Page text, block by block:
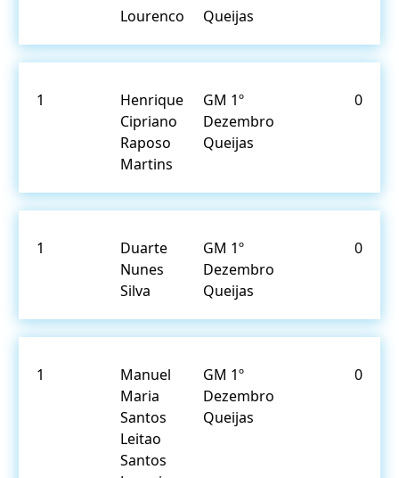
Lourenco
Queijas
1
Henrique
Cipriano
Raposo
Martins
GM 1º
Dezembro
Queijas
0
1
Duarte
Nunes
Silva
GM 1º
Dezembro
Queijas
0
1
Manuel
Maria
Santos
Leitao
Santos
GM 1º
Dezembro
Queijas
0